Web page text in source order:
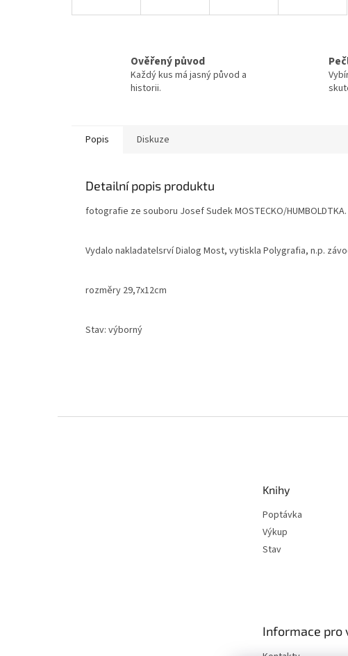
Ověřený původ
Každý kus má jasný původ a
historii.
Popis Diskuze
Detailní popis produktu
fotografie ze souboru Josef Sudek MOSTECKO/HUMBOLDTKA.
Vydalo nakladatelsrví Dialog Most, vytiskla Polygrafia, n.p.
rozměry 29,7x12cm
Stav: výborný
Knihy
Poptávka
Výkup
Stav
Informace pro